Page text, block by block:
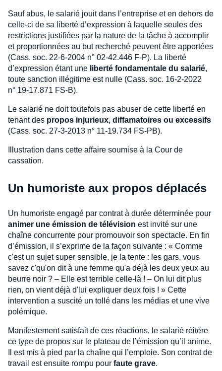
Sauf abus, le salarié jouit dans l’entreprise et en dehors de
celle-ci de sa liberté d’expression à laquelle seules des
restrictions justifiées par la nature de la tâche à accomplir
et proportionnées au but recherché peuvent être apportées
(Cass. soc. 22-6-2004 n° 02-42.446 F-P). La liberté
d’expression étant une liberté fondamentale du salarié,
toute sanction illégitime est nulle (Cass. soc. 16-2-2022
n° 19-17.871 FS-B).
Le salarié ne doit toutefois pas abuser de cette liberté en
tenant des propos injurieux, diffamatoires ou excessifs
(Cass. soc. 27-3-2013 n° 11-19.734 FS-PB).
Illustration dans cette affaire soumise à la Cour de
cassation.
Un humoriste aux propos déplacés
Un humoriste engagé par contrat à durée déterminée pour
animer une émission de télévision est invité sur une
chaîne concurrente pour promouvoir son spectacle. En fin
d’émission, il s’exprime de la façon suivante : « Comme
c'est un sujet super sensible, je la tente : les gars, vous
savez c'qu'on dit à une femme qu'a déjà les deux yeux au
beurre noir ? – Elle est terrible celle-là ! – On lui dit plus
rien, on vient déjà d'lui expliquer deux fois ! » Cette
intervention a suscité un tollé dans les médias et une vive
polémique.
Manifestement satisfait de ces réactions, le salarié réitère
ce type de propos sur le plateau de l’émission qu’il anime.
Il est mis à pied par la chaîne qui l’emploie. Son contrat de
travail est ensuite rompu pour faute grave.